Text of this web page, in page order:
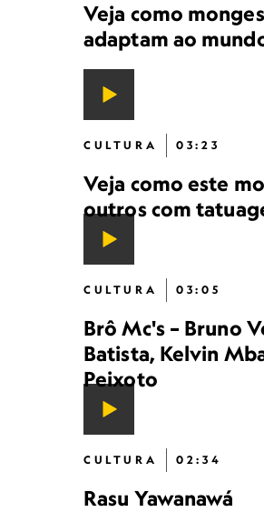
Veja como
adaptam ao
CULTURA 03:23
Veja como este
outros com
CULTURA 03:05
Brô Mc's – Bruno
Batista, Kelvin
Peixoto
CULTURA 02:34
Rasu Yawanawá